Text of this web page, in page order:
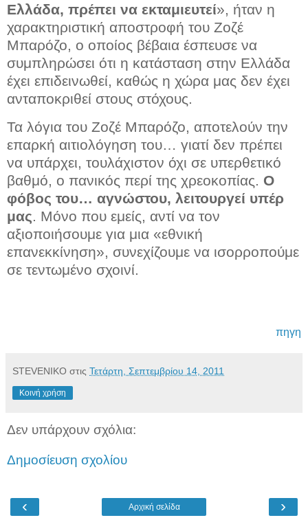
Ελλάδα, πρέπει να εκταμιευτεί», ήταν η
χαρακτηριστική αποστροφή του Ζοζέ
Μπαρόζο, ο οποίος βέβαια έσπευσε να
συμπληρώσει ότι η κατάσταση στην Ελλάδα
έχει επιδεινωθεί, καθώς η χώρα μας δεν έχει
ανταποκριθεί στους στόχους.
Τα λόγια του Ζοζέ Μπαρόζο, αποτελούν την
επαρκή αιτιολόγηση του… γιατί δεν πρέπει
να υπάρχει, τουλάχιστον όχι σε υπερθετικό
βαθμό, ο πανικός περί της χρεοκοπίας. Ο
φόβος του… αγνώστου, λειτουργεί υπέρ
μας. Μόνο που εμείς, αντί να τον
αξιοποιήσουμε για μια «εθνική
επανεκκίνηση», συνεχίζουμε να ισορροπούμε
σε τεντωμένο σχοινί.
πηγη
STEVENIKO στις Τετάρτη, Σεπτεμβρίου 14, 2011
Κοινή χρήση
Δεν υπάρχουν σχόλια:
Δημοσίευση σχολίου
‹ ›
Αρχική σελίδα